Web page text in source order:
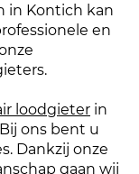
in Kontich kan
en
loodgieter in
ons bent u
Dankzij onze
gaan wij